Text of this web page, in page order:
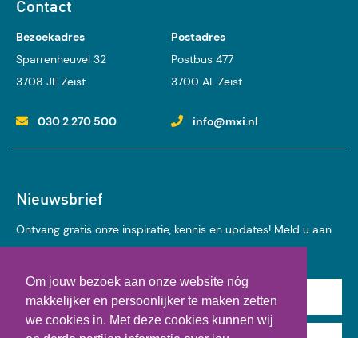
Om jouw bezoek aan onze website nóg
makkelijker en persoonlijker te maken zetten
we cookies in. Met deze cookies kunnen wij
Contact
Bezoekadres
Sparrenheuvel 32
3708 JE Zeist
Postadres
Postbus 477
3700 AL Zeist
030 2 270 500 info@mxi.nl
Nieuwsbrief
Ontvang gratis onze inspiratie, kennis en updates! Meld u aan
voor onze nieuwsbrief:
Achternaam